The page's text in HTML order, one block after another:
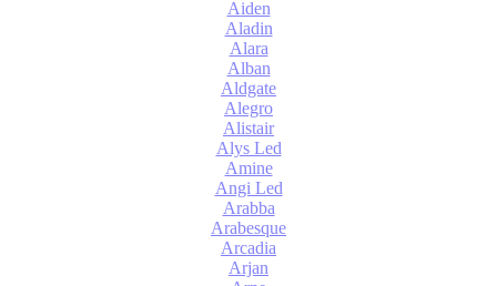
Aiden
Aladin
Alara
Alban
Aldgate
Alegro
Alistair
Alys Led
Amine
Angi Led
Arabba
Arabesque
Arcadia
Arjan